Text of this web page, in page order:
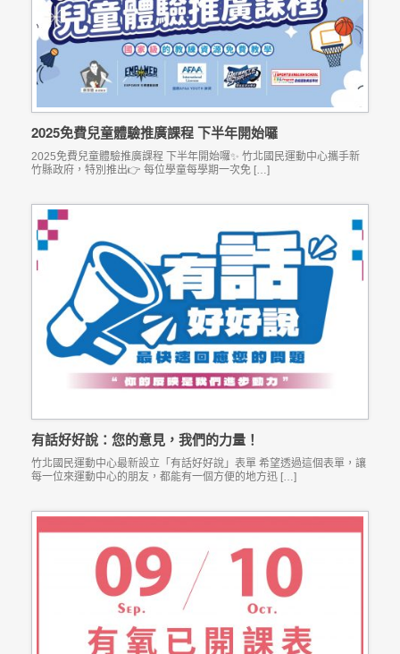
2025免費兒童體驗推廣課程 下半年開始囉
2025免費兒童體驗推廣課程 下半年開始囉✨ 竹北國民運動中心攜手新
竹縣政府，特別推出👉 每位學童每學期一次免 […]
有話好好說：您的意見，我們的力量！
竹北國民運動中心最新設立「有話好好說」表單 希望透過這個表單，讓
每一位來運動中心的朋友，都能有一個方便的地方迅 […]